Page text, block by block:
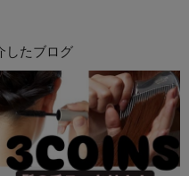
したブログ